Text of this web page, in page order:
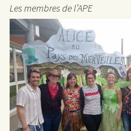
Les membres de l’APE